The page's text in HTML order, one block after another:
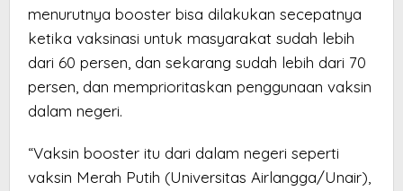
menurutnya booster bisa dilakukan secepatnya
ketika vaksinasi untuk masyarakat sudah lebih
dari 60 persen, dan sekarang sudah lebih dari 70
persen, dan memprioritaskan penggunaan vaksin
dalam negeri.
“Vaksin booster itu dari dalam negeri seperti
vaksin Merah Putih (Universitas Airlangga/Unair),